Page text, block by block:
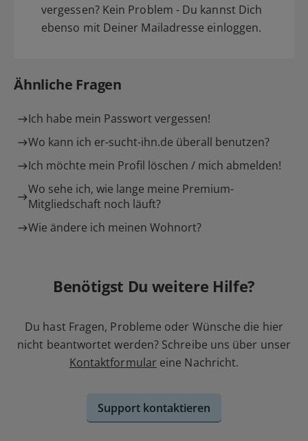
vergessen? Kein Problem - Du kannst Dich
ebenso mit Deiner Mailadresse einloggen.
Ähnliche Fragen
Ich habe mein Passwort vergessen!
Wo kann ich er-sucht-ihn.de überall benutzen?
Ich möchte mein Profil löschen / mich abmelden!
Wo sehe ich, wie lange meine Premium-
Mitgliedschaft noch läuft?
Wie ändere ich meinen Wohnort?
Benötigst Du weitere Hilfe?
Du hast Fragen, Probleme oder Wünsche die hier
nicht beantwortet werden? Schreibe uns über unser
Kontaktformular eine Nachricht.
Support kontaktieren